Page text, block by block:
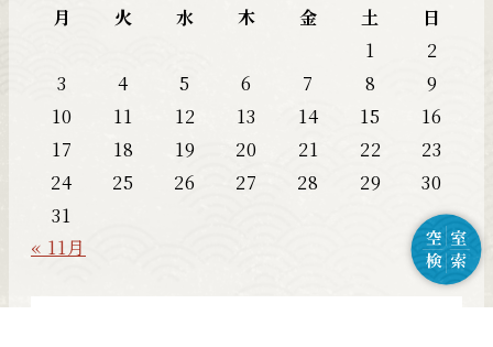
月
火 水 木 金 土
日
1
2
3
4 5 6 7 8
9
10
11 12 13 14 15
16
17
18 19 20 21 22
23
24
25 26 27 28 29
30
31
« 11月